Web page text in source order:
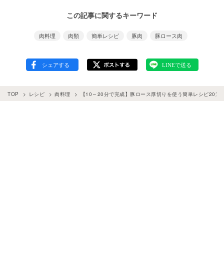
この記事に関するキーワード
肉料理 肉類 簡単レシピ 豚肉 豚ロース肉
TOP レシピ 肉料理 【10～20分で完成】豚ロース厚切りを使う簡単レシピ20選